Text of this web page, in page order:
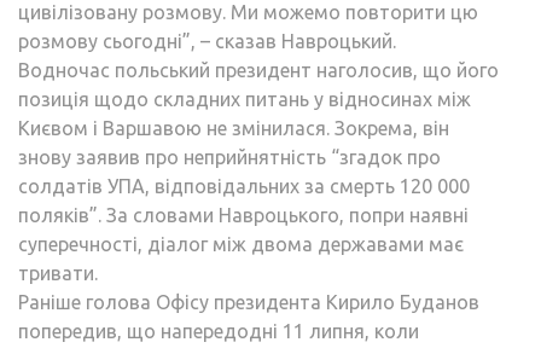
цивілізовану розмову. Ми можемо повторити цю
розмову сьогодні”, – сказав Навроцький.
Водночас польський президент наголосив, що його
позиція щодо складних питань у відносинах між
Києвом і Варшавою не змінилася. Зокрема, він
знову заявив про неприйнятність “згадок про
солдатів УПА, відповідальних за смерть 120 000
поляків”. За словами Навроцького, попри наявні
суперечності, діалог між двома державами має
тривати.
Раніше голова Офісу президента Кирило Буданов
попередив, що напередодні 11 липня, коли